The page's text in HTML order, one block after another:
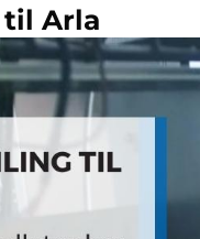
til Arla